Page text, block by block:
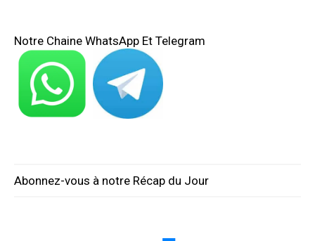
Notre Chaine WhatsApp Et Telegram
Abonnez-vous à notre Récap du Jour